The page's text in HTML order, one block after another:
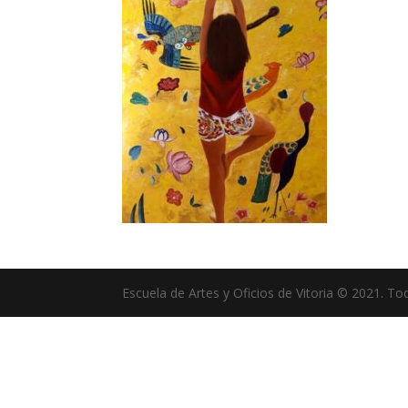
Escuela de Artes y Oficios de Vitoria © 2021.